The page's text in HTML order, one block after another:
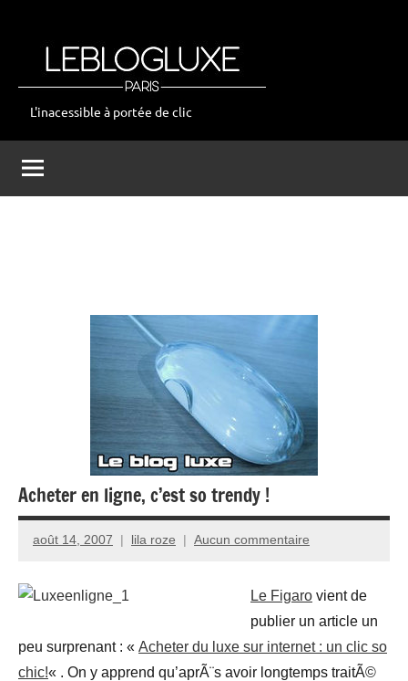
leblogluxe
L'inacessible à portée de clic
Acheter en ligne, c’est so trendy !
août 14, 2007 lila roze Aucun commentaire
Le Figaro vient de
publier un article un
peu surprenant : « Acheter du luxe sur internet : un clic so
chic!« . On y apprend qu’aprÃ¨s avoir longtemps traitÃ©